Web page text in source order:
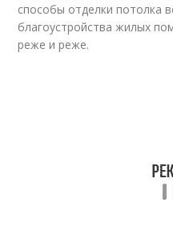
способы отделки потолка
благоустройства жилых
реже и реже.